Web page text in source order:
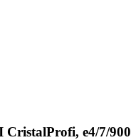
CristalProfi, e4/7/900